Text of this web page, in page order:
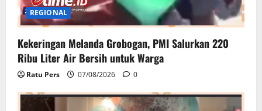
REGIONAL
Kekeringan Melanda Grobogan, PMI Salurkan 220
Ribu Liter Air Bersih untuk Warga
Ratu Pers 07/08/2026 0